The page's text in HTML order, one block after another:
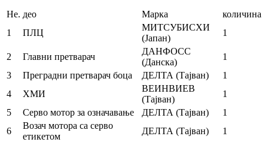
Не. део Марка
количина
1
ПЛЦ
МИТСУБИСХИ
(Јапан)
1
2 Главни претварач
ДАНФОСС
(Данска)
1
3
Преградни претварач боца ДЕЛТА (Тајван)
1
4
ХМИ
ВЕИНВИЕВ
(Тајван)
1
5
Серво мотор за означавање ДЕЛТА (Тајван)
1
6
Возач мотора са серво
етикетом
ДЕЛТА (Тајван)
1